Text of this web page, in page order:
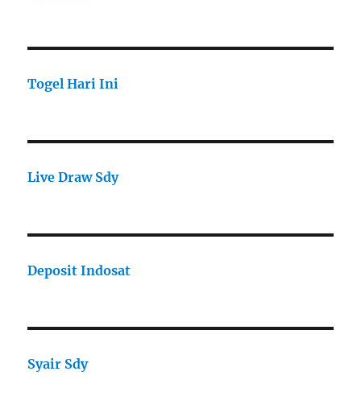
Togel Hari Ini
Live Draw Sdy
Deposit Indosat
Syair Sdy